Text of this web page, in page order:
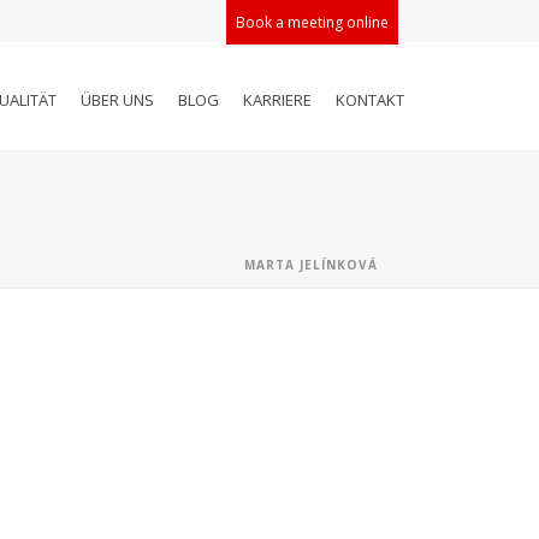
Book a meeting online
ÜBER UNS BLOG KARRIERE KONTAKT
MARTA JELÍNKOVÁ